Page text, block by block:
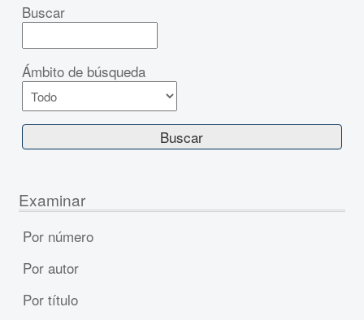
Buscar
Ámbito de búsqueda
Examinar
Por número
Por autor
Por título